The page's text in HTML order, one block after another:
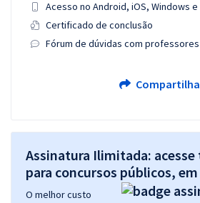
Acesso no Android, iOS, Windows e
Certificado de conclusão
Fórum de dúvidas com professores
Assinatura Ilimitada: acesse
para concursos públicos,
O melhor custo